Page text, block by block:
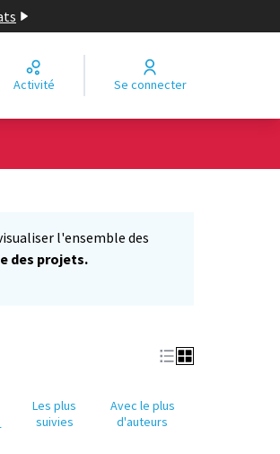
Activité Se connecter
l'ensemble des
des projets.
Les plus
suivies
Avec le plus
d'auteurs